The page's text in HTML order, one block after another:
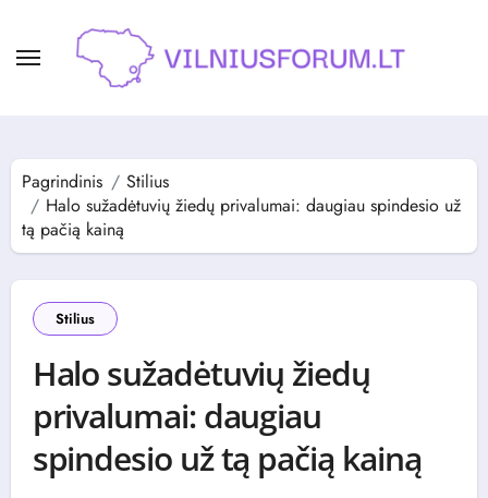
content
Pagrindinis
Stilius
Halo sužadėtuvių žiedų privalumai: daugiau spindesio už
tą pačią kainą
Stilius
Halo sužadėtuvių žiedų
privalumai: daugiau
spindesio už tą pačią kainą